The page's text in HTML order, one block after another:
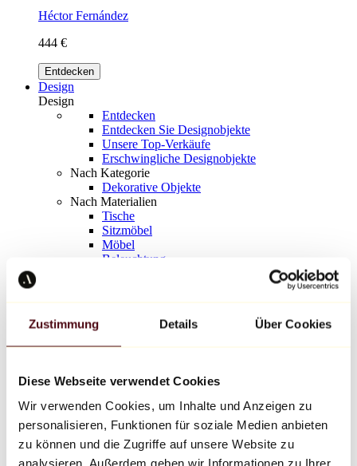
Zustimmung Details Über Cookies
Diese Webseite verwendet Cookies
Wir verwenden Cookies, um Inhalte und Anzeigen zu
personalisieren, Funktionen für soziale Medien anbieten
zu können und die Zugriffe auf unsere Website zu
analysieren. Außerdem geben wir Informationen zu Ihrer
Héctor Fernández
444 €
Entdecken
Design
Design
Entdecken
Entdecken Sie Designobjekte
Unsere Top-Verkäufe
Erschwingliche Designobjekte
Nach Kategorie
Dekorative Objekte
Nach Materialien
Tische
Sitzmöbel
Möbel
Beleuchtung
Richard Orlinski
Keith Haring
Jeff Koons
Jean-Michel Basquiat
Alle Designer
Werk der Woche